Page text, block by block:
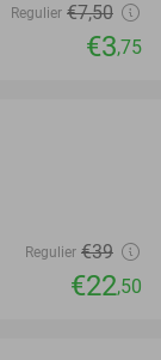
Regulier €7,50
€3,75
Regulier €39
€22,50